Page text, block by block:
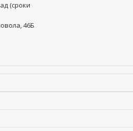
(сроки
46Б